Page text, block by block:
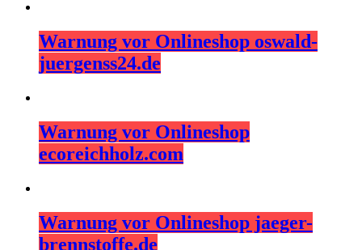
Warnung vor Onlineshop oswald-
juergenss24.de
Warnung vor Onlineshop
ecoreichholz.com
Warnung vor Onlineshop jaeger-
brennstoffe.de